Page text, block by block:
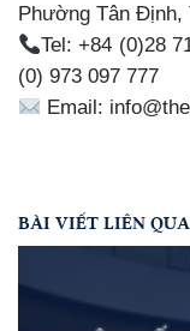
Phường Tân Định,
Tel: +84 (0)28
(0) 973 097 777
Email:
BÀI VIẾT LIÊN